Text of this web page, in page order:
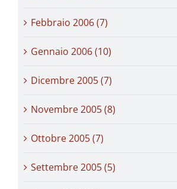
Febbraio 2006 (7)
Gennaio 2006 (10)
Dicembre 2005 (7)
Novembre 2005 (8)
Ottobre 2005 (7)
Settembre 2005 (5)